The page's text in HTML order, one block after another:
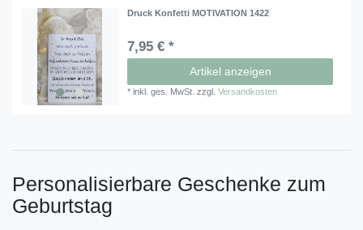
Druck Konfetti MOTIVATION 1422
7,95 € *
Artikel anzeigen
*inkl. ges. MwSt. zzgl.Versandkosten
Personalisierbare Geschenke zum
Geburtstag